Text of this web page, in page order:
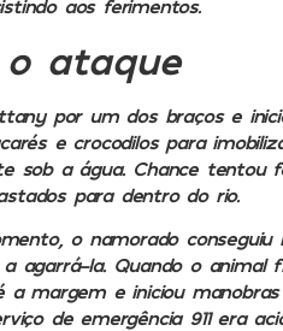
aos ferimentos.
ataque
por um dos braços e
e crocodilos para
sob a água. Chance tentou
para dentro do rio.
o namorado
agarrá-la. Quando o animal
a margem e iniciou
de emergência 911 era